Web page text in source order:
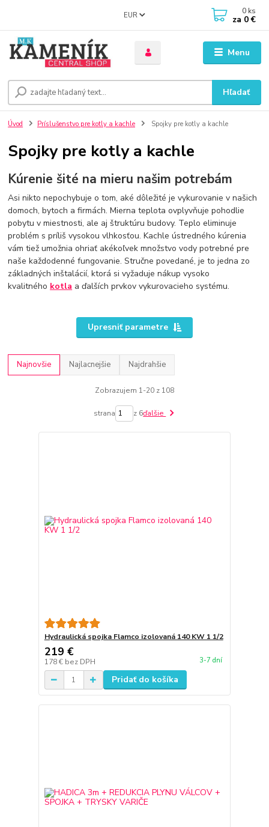
Menu
EUR
Hľadať
0 ks
za 0 €
Úvod Príslušenstvo pre kotly a kachle Spojky pre kotly a kachle
Spojky pre kotly a kachle
Kúrenie šité na mieru našim potrebám
Asi nikto nepochybuje o tom, aké dôležité je vykurovanie v našich
domoch, bytoch a firmách. Mierna teplota ovplyvňuje pohodlie
pobytu v miestnosti, ale aj štruktúru budovy. Teplo eliminuje
problém s príliš vysokou vlhkosťou. Kachle ústredného kúrenia
vám tiež umožnia ohriať akékoľvek množstvo vody potrebné pre
naše každodenné fungovanie. Stručne povedané, je to jedna zo
základných inštalácií, ktorá si vyžaduje nákup vysoko
kvalitného kotla a ďalších prvkov vykurovacieho systému.
Upresniť parametre
Najnovšie Najlacnejšie Najdrahšie
Zobrazujem 1-20 z 108
strana z 6ďalšie
Hydraulická spojka Flamco izolovaná 140 KW 1 1/2
219 €
178 € bez DPH 3-7 dní
Pridať do košíka